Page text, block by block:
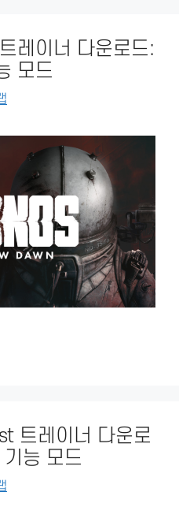
레이너 다운로드:
모드
트레이너 다운로
능 모드